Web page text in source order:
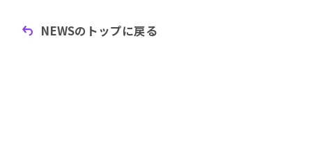
NEWSのトップに戻る